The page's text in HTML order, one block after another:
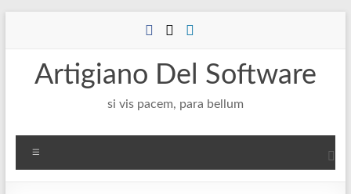
Artigiano Del Software
si vis pacem, para bellum